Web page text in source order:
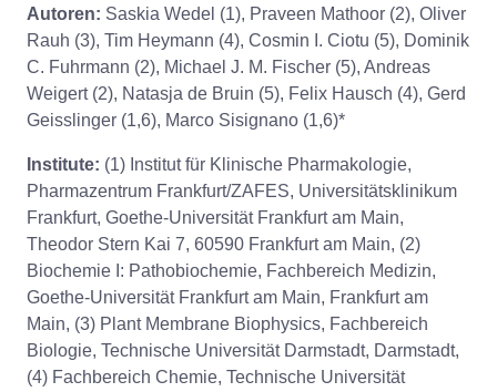
Autoren: Saskia Wedel (1), Praveen Mathoor (2), Oliver
Rauh (3), Tim Heymann (4), Cosmin I. Ciotu (5), Dominik
C. Fuhrmann (2), Michael J. M. Fischer (5), Andreas
Weigert (2), Natasja de Bruin (5), Felix Hausch (4), Gerd
Geisslinger (1,6), Marco Sisignano (1,6)*
Institute: (1) Institut für Klinische Pharmakologie,
Pharmazentrum Frankfurt/ZAFES, Universitätsklinikum
Frankfurt, Goethe-Universität Frankfurt am Main,
Theodor Stern Kai 7, 60590 Frankfurt am Main, (2)
Biochemie I: Pathobiochemie, Fachbereich Medizin,
Goethe-Universität Frankfurt am Main, Frankfurt am
Main, (3) Plant Membrane Biophysics, Fachbereich
Biologie, Technische Universität Darmstadt, Darmstadt,
(4) Fachbereich Chemie, Technische Universität